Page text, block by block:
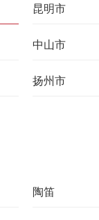
昆明市
中山市
扬州市
陶笛